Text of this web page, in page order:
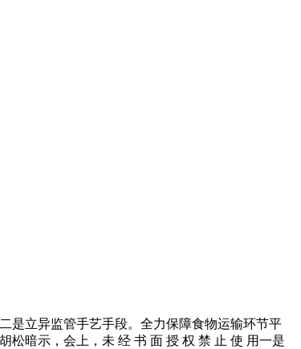
立异监管手艺手段。全力保障食物运输环节平
松暗示，会上，未 经 书 面 授 权 禁 止 使 用一是